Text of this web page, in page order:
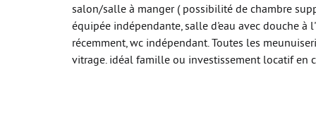
salon/salle à manger ( possibilité de chambre
équipée indépendante, salle d'eau avec douche à
récemment, wc indépendant. Toutes les
vitrage. idéal famille ou investissement locatif en